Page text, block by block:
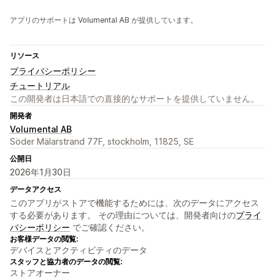
アプリのサポートは Volumental AB が提供しています。
リソース
プライバシーポリシー
チュートリアル
この開発者は日本語での直接的なサポートを提供していません。
開発者
Volumental AB
Söder Mälarstrand 77F, stockholm, 11825, SE
公開日
2026年1月30日
データアクセス
このアプリがストアで機能するためには、次のデータにアクセス
する必要があります。 その理由については、開発者向けのプライ
バシーポリシー でご確認ください。
お客様データの閲覧:
デバイスとアクティビティのデータ
スタッフと協力者のデータの閲覧:
ストアオーナー